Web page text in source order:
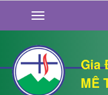
Gia
MÊ
GIỚI THIỆU
TIN TỨC
SỐNG ĐẠO
CHUYỆN